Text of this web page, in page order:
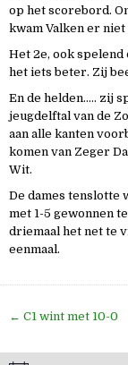
op het scorebord.
kwam Valken er niet
Het 2e, ook
het iets beter. Zij
En de helden….. zij
jeugdelftal van de
aan alle kanten
komen van Zeger
Wit.
De dames tenslotte
met 1-5 gewonnen
driemaal het net te
eenmaal.
Bericht
← C1 wint met 10-0